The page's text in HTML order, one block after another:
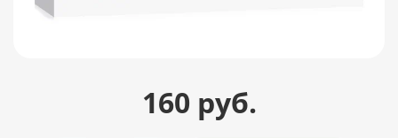
160 руб.